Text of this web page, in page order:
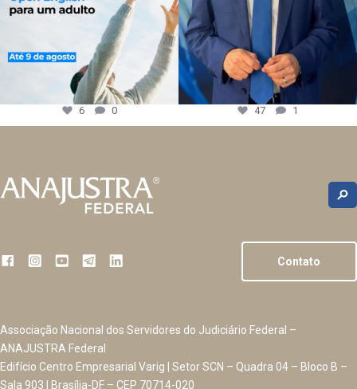
6 0 47 1
Contato
Associação Nacional dos Servidores do Judiciário Federal –
ANAJUSTRA Federal
Edifício Centro Empresarial Varig | Setor SCN – Quadra 04 – Bloco B –
Sala 903 | Brasília-DF – CEP 70714-020